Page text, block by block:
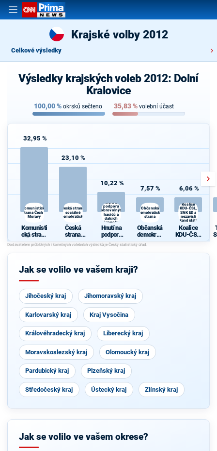
Krajské volby 2012
Celkové výsledky
Výsledky krajských voleb 2012: Dolní
Kralovice
100,00% okrsků sečteno 35,83% volební účast
32,95 %
Komunistická
strana Čech a
Moravy
Komunisti
cká strana
Čech a
Moravy
23,10 %
Česká strana
sociálně
demokratická
Česká
strana
sociálně
demokrati
cká
10,22 %
Hnutí na
podporu
dobrovolných
hasičů a
dalších
dobrovolníků
Hnutí na
podporu
dobrovoln
ých hasičů
a dalších
ků
7,57 %
Občanská
demokratická
strana
Občanská
demokrati
cká strana
6,06 %
Koalice
KDU-ČSL,
SNK ED a
nezávislí
kandidáti
Koalice
KDU-ČSL,
SNK ED a
kandidáti
Jak se volilo ve vašem kraji?
Jihočeský kraj Jihomoravský kraj
Karlovarský kraj Kraj Vysočina
Královéhradecký kraj Liberecký kraj
Moravskoslezský kraj Olomoucký kraj
Pardubický kraj Plzeňský kraj
Středočeský kraj Ústecký kraj Zlínský kraj
Jak se volilo ve vašem okrese?